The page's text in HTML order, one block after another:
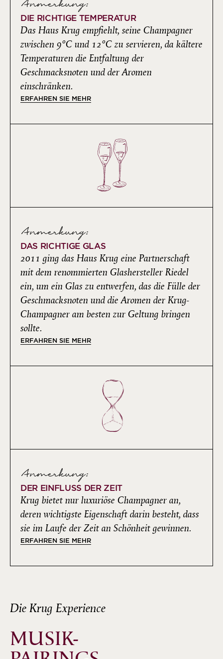
Anmerkung:
DIE RICHTIGE TEMPERATUR
Das Haus Krug empfiehlt, seine Champagner
zwischen 9°C und 12°C zu servieren, da kältere
Temperaturen die Entfaltung der
Geschmacksnoten und der Aromen
einschränken.
ERFAHREN SIE MEHR
Anmerkung:
DAS RICHTIGE GLAS
2011 ging das Haus Krug eine Partnerschaft
mit dem renommierten Glashersteller Riedel
ein, um ein Glas zu entwerfen, das die Fülle der
Geschmacksnoten und die Aromen der Krug-
Champagner am besten zur Geltung bringen
sollte.
ERFAHREN SIE MEHR
Anmerkung:
DER EINFLUSS DER ZEIT
Krug bietet nur luxuriöse Champagner an,
deren wichtigste Eigenschaft darin besteht, dass
sie im Laufe der Zeit an Schönheit gewinnen.
ERFAHREN SIE MEHR
Die Krug Experience
MUSIK-